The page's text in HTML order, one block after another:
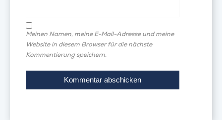
Meinen Namen, meine E-Mail-Adresse und meine
Website in diesem Browser für die nächste
Kommentierung speichern.